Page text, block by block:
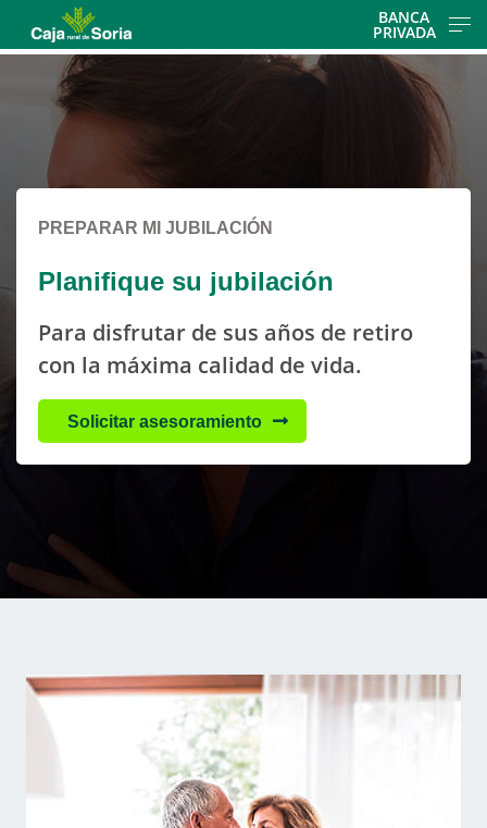
main
BANCA
PRIVADA
Cargando
contenido,
favor
espere...
PREPARAR MI JUBILACIÓN
Planifique su jubilación
Para disfrutar de sus años de retiro
con la máxima calidad de vida.
Solicitar asesoramiento